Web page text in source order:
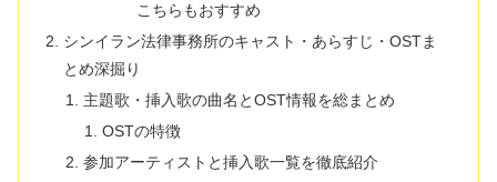
こちらもおすすめ
シンイラン法律事務所のキャスト・あらすじ・OSTま
とめ深掘り
主題歌・挿入歌の曲名とOST情報を総まとめ
OSTの特徴
参加アーティストと挿入歌一覧を徹底紹介